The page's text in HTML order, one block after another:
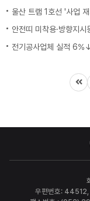
울산 트램 1호선 '사업
안전띠 미착용·방향지
전기공사업체 실적
우편번호: